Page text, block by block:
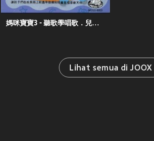
媽咪寶寶3 - 聽歌學唱歌．兒歌童謠
Lihat semua di JOOX